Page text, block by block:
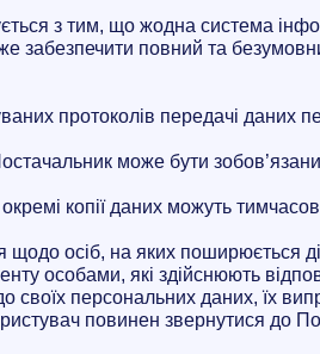
з тим, що жодна система
забезпечити повний та
протоколів передачі даних
може бути
копії даних можуть
осіб, на яких поширюється
особами, які здійснюють
персональних даних, їх
повинен звернутися до